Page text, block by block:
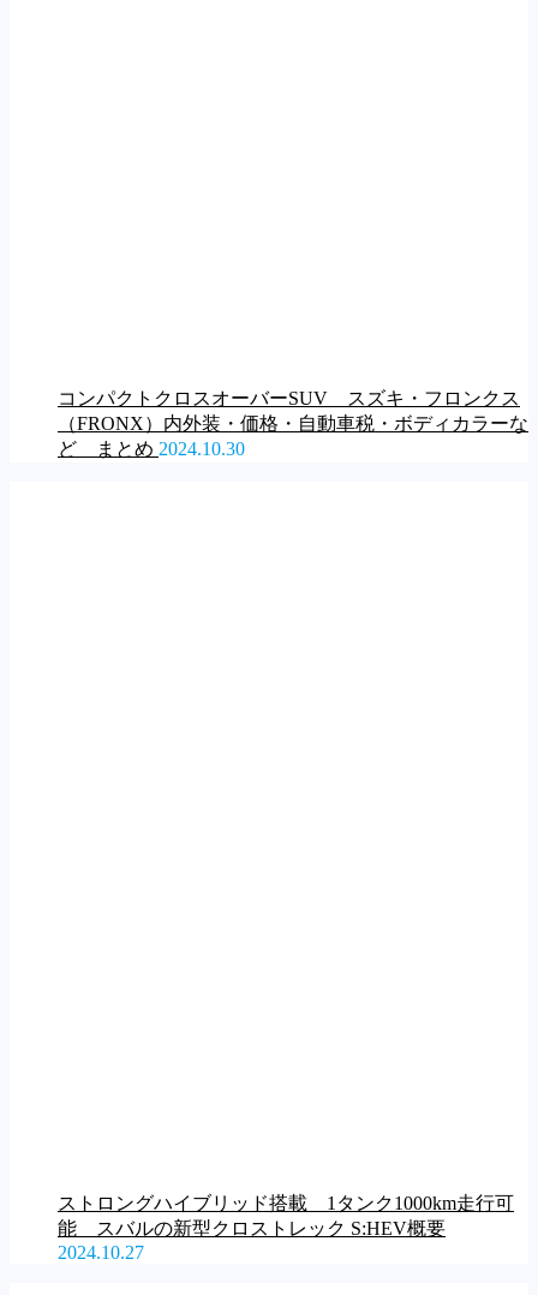
コンパクトクロスオーバーSUV スズキ・フロンクス
（FRONX）内外装・価格・自動車税・ボディカラーな
ど まとめ 2024.10.30
ストロングハイブリッド搭載 1タンク1000km走行可
能 スバルの新型クロストレック S:HEV概要
2024.10.27